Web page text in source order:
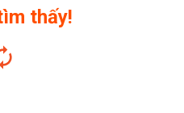
thấy!